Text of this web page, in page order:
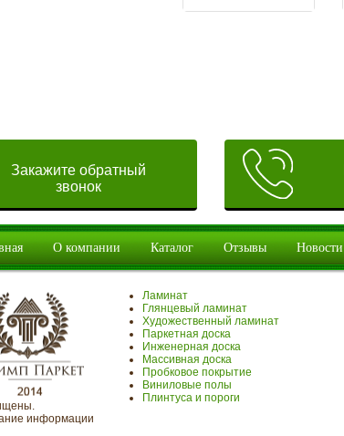
Закажите обратный
звонок
О компании Каталог Отзывы Новости
информации
Ламинат
Глянцевый ламинат
Художественный ламинат
Паркетная доска
Инженерная доска
Массивная доска
Пробковое покрытие
Виниловые полы
Плинтуса и пороги